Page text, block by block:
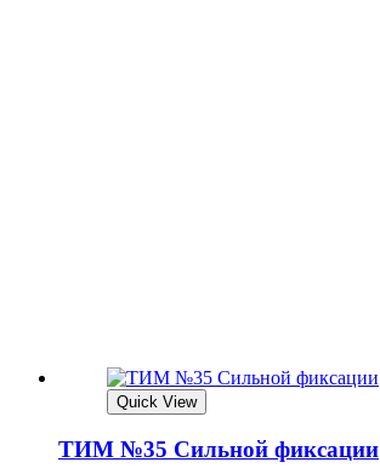
Quick View
ТИМ №35 Сильной фиксации